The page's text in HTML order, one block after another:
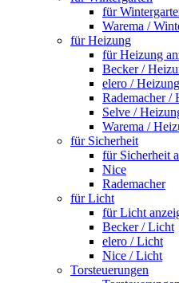
für
Warema /
für Heizung
für Heizung
Becker /
elero / Heizung
Rademacher /
Selve /
Warema /
für Sicherheit
für Sicherheit
Nice
Rademacher
für Licht
für Licht
Becker / Licht
elero / Licht
Nice / Licht
Torsteuerungen